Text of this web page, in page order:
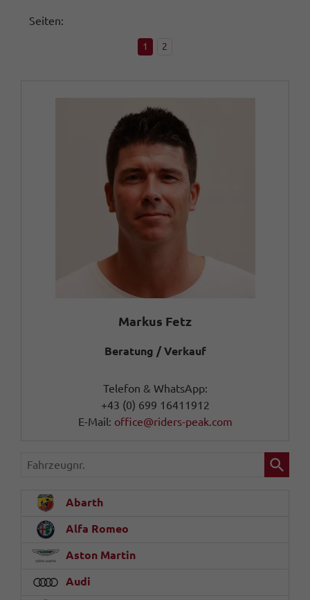
Seiten:
1 2
Markus Fetz
Beratung / Verkauf
Telefon & WhatsApp:
+43 (0) 699 16411912
E-Mail: office@riders-peak.com
Fahrzeugnr.
Abarth
Alfa Romeo
Aston Martin
Audi